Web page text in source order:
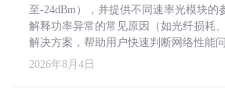
至-24dBm），并提供不同速率光模块的
解释功率异常的常见原因（如光纤损耗
解决方案，帮助用户快速判断网络性能问
2026年8月4日